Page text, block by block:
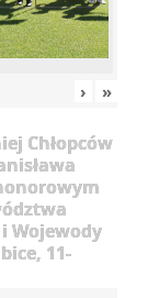
› »
Chłopców
Wojewody
11-